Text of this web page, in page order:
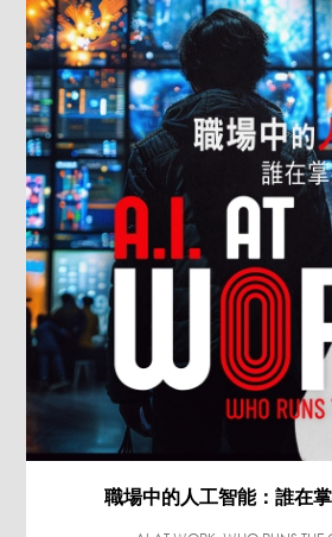
職場中的人工智能：誰在